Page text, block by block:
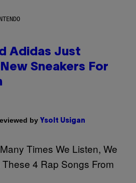
Adidas Just
Sneakers For
by Ysolt Usigan